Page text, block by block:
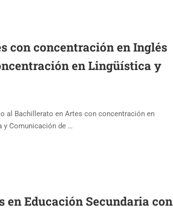
con concentración en Inglés
en Lingüística y
al Bachillerato en Artes con concentración en
y Comunicación de …
en Educación Secundaria con